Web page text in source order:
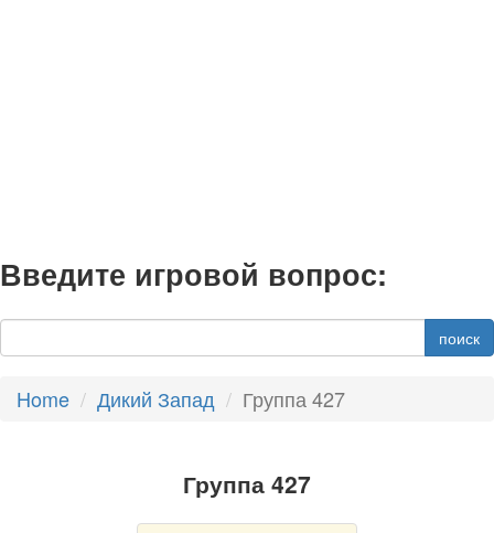
Введите игровой вопрос:
поиск
Home Дикий Запад Группа 427
Группа 427